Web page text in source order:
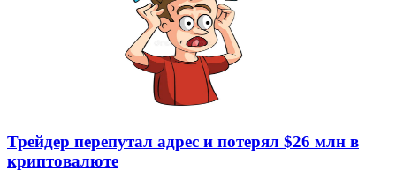
Трейдер перепутал адрес и потерял $26 млн в
криптовалюте